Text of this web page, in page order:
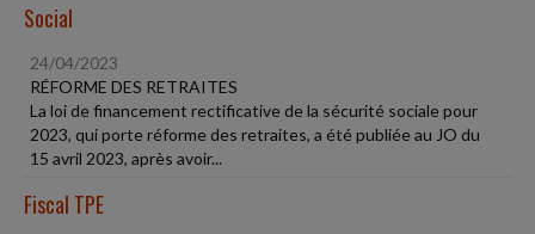
Social
24/04/2023
RÉFORME DES RETRAITES
La loi de financement rectificative de la sécurité sociale pour
2023, qui porte réforme des retraites, a été publiée au JO du
15 avril 2023, après avoir...
Fiscal TPE